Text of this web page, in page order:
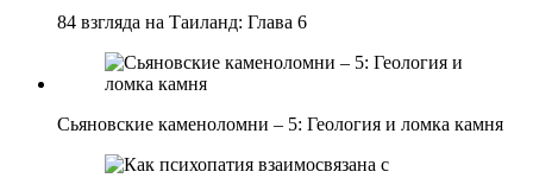
84 взгляда на Таиланд: Глава 6
Сьяновские каменоломни – 5: Геология и ломка камня